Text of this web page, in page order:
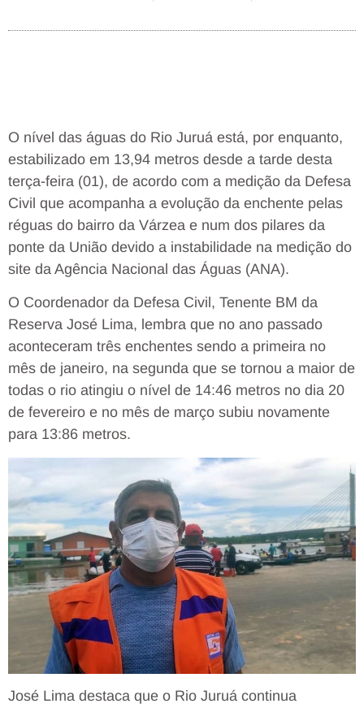
O nível das águas do Rio Juruá está, por enquanto,
estabilizado em 13,94 metros desde a tarde desta
terça-feira (01), de acordo com a medição da Defesa
Civil que acompanha a evolução da enchente pelas
réguas do bairro da Várzea e num dos pilares da
ponte da União devido a instabilidade na medição do
site da Agência Nacional das Águas (ANA).
O Coordenador da Defesa Civil, Tenente BM da
Reserva José Lima, lembra que no ano passado
aconteceram três enchentes sendo a primeira no
mês de janeiro, na segunda que se tornou a maior de
todas o rio atingiu o nível de 14:46 metros no dia 20
de fevereiro e no mês de março subiu novamente
para 13:86 metros.
José Lima destaca que o Rio Juruá continua